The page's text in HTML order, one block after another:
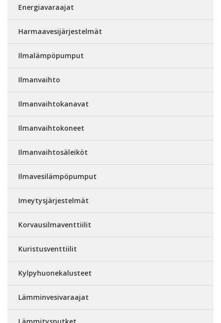
Energiavaraajat
Harmaavesijärjestelmät
Ilmalämpöpumput
Ilmanvaihto
Ilmanvaihtokanavat
Ilmanvaihtokoneet
Ilmanvaihtosäleiköt
Ilmavesilämpöpumput
Imeytysjärjestelmät
Korvausilmaventtiilit
Kuristusventtiilit
Kylpyhuonekalusteet
Lämminvesivaraajat